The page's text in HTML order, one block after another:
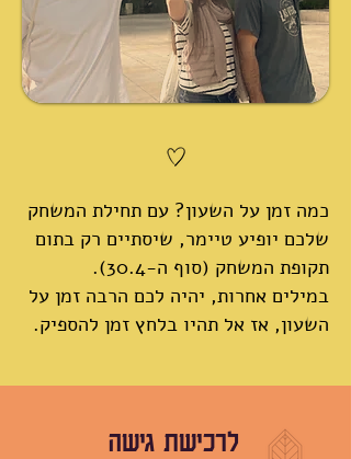
כמה זמן על השעון? עם תחילת המשחק
שלכם יופיע טיימר, שיסתיים רק בתום
תקופת המשחק (סוף ה-30.4).
במילים אחרות, יהיה לכם הרבה זמן על
השעון, אז אל תהיו בלחץ זמן להספיק.
לרכישת גישה